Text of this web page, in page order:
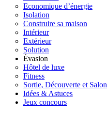
Economique d’énergie
Isolation
Construire sa maison
Intérieur
Extérieur
Solution
Évasion
Hôtel de luxe
Fitness
Sortie, Découverte et Salon
Idées & Astuces
Jeux concours